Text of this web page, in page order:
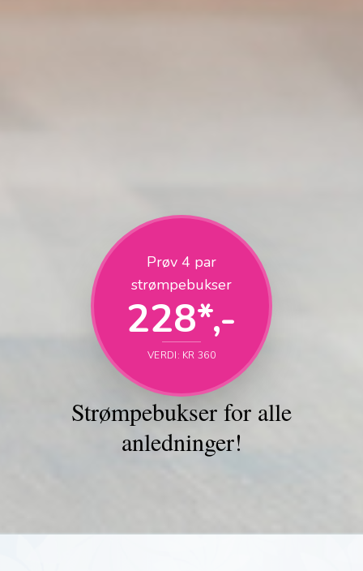
Strømpebukser for alle
anledninger!
Prøv 4 par
strømpebukser
228*,-
VERDI: KR 360